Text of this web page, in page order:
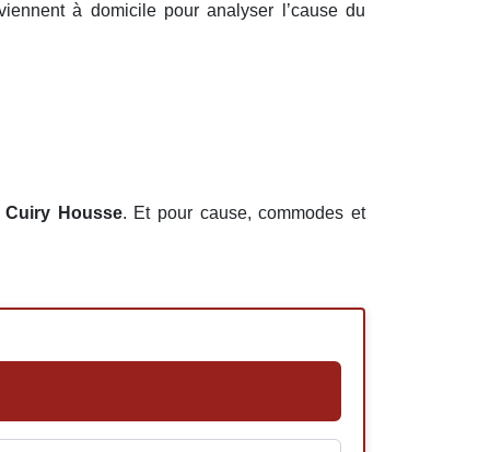
à domicile pour analyser l’cause du
Cuiry Housse. Et pour cause, commodes et